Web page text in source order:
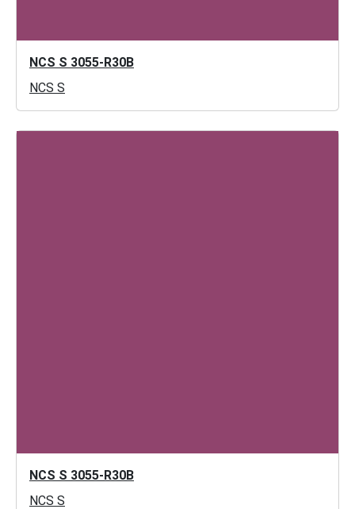
NCS S 3055-R30B
NCS S
NCS S 3055-R30B
NCS S